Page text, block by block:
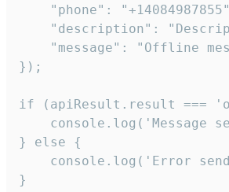
"phone":
"description":
"message": "Offline
});
if (apiResult.result ===
console.log('Message
} else {
console.log('Error
}